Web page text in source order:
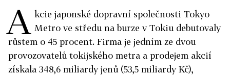
A kcie japonské dopravní společnosti Tokyo
Metro ve středu na burze v Tokiu debutovaly
růstem o 45 procent. Firma je jedním ze dvou
provozovatelů tokijského metra a prodejem akcií
získala 348,6 miliardy jenů (53,5 miliardy Kč),